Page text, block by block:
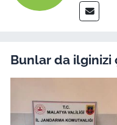
Bunlar da ilginizi